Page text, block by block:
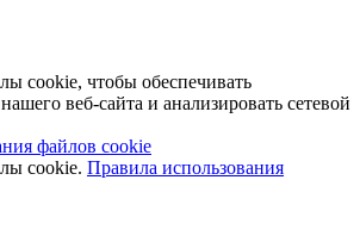
cookie, чтобы обеспечивать
веб-сайта и анализировать сетевой
файлов cookie
cookie. Правила использования